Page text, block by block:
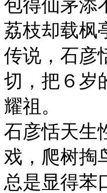
包得仙茅添
荔枝却载枫
传说，石彦
切，把６岁
耀祖。
石彦恬天生
戏，爬树掏
总是显得苯